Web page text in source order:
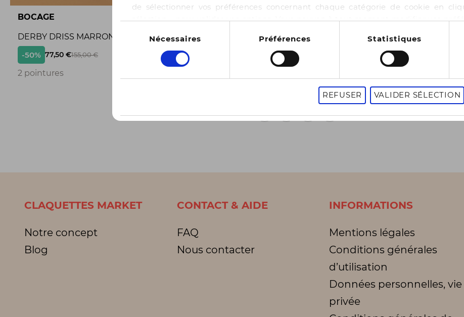
de sélectionner vos préférences concernant chaque catégorie de cookie en
sélection » pour valider vos options. Vous pouvez à tout moment modifier vos
consentement
Nécessaires Préférences Statistiques
REFUSER VALIDER SÉLECTION
BOCAGE
DERBY DRISS MARRON
-50% 77,50 €155,00 €
2 pointures
BALLERINE BAILA CHOCOLAT
BALLERINE BEJIA BEIGE
1 2 3
Page
1 - 16 sur 2999 articles
CLAQUETTES MARKET
Notre concept
Blog
CONTACT & AIDE
FAQ
Nous contacter
INFORMATIONS
Mentions légales
Conditions générales
d’utilisation
Données personnelles, vie
privée